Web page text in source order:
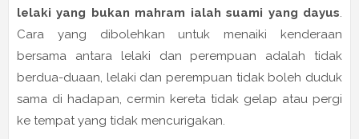
lelaki yang bukan mahram ialah suami yang dayus.
Cara yang dibolehkan untuk menaiki kenderaan
bersama antara lelaki dan perempuan adalah tidak
berdua-duaan, lelaki dan perempuan tidak boleh duduk
sama di hadapan, cermin kereta tidak gelap atau pergi
ke tempat yang tidak mencurigakan.